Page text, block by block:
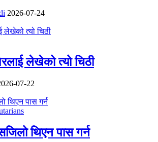
2026-07-24
लेखेको त्यो चिठी
07-22
थिएन पास गर्न